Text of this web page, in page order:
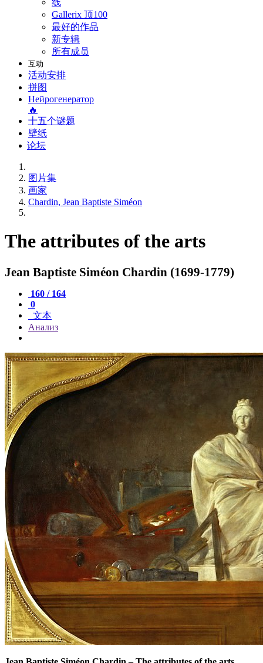
线
Gallerix 顶100
最好的作品
新专辑
所有成员
互动
活动安排
拼图
Нейрогенератор
🔥
十五个谜题
壁纸
论坛
图片集
画家
Chardin, Jean Baptiste Siméon
The attributes of the arts
Jean Baptiste Siméon Chardin (1699-1779)
160 / 164
0
文本
Анализ